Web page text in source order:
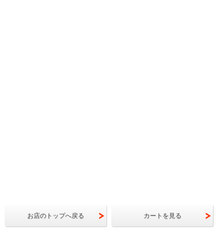
お店のトップへ戻る カートを見る